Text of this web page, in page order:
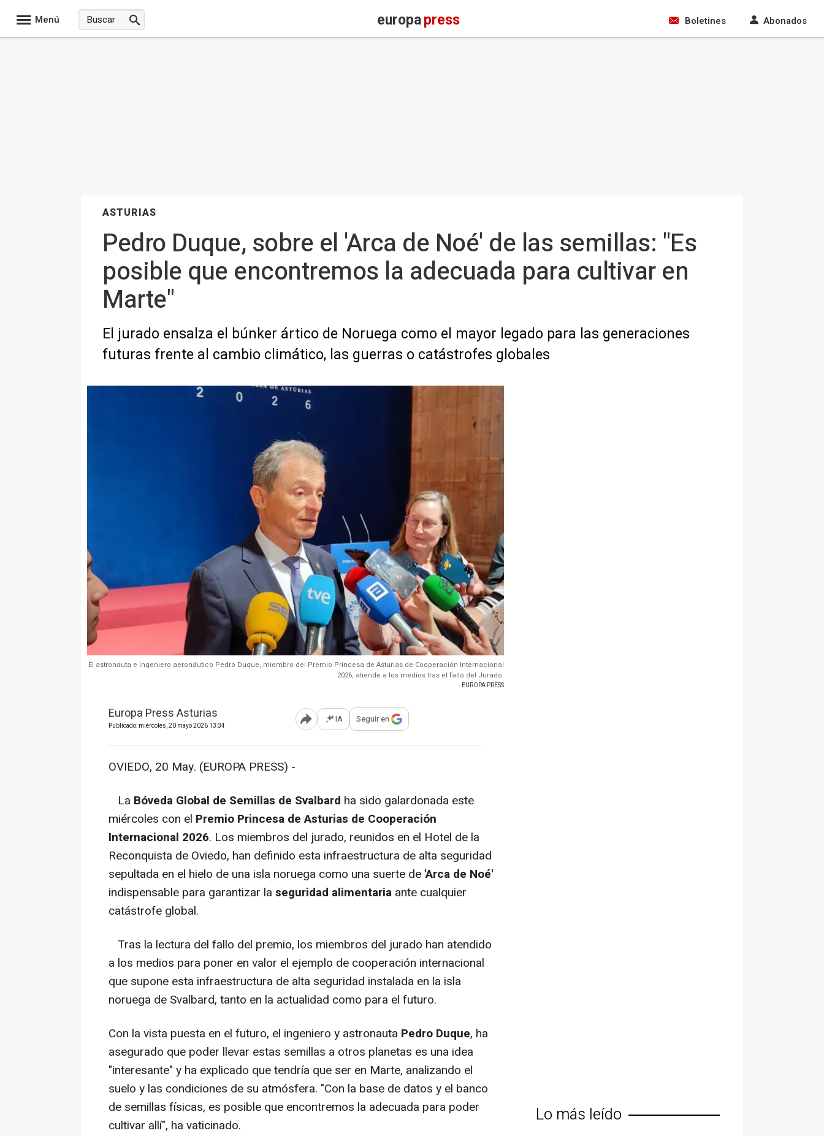
Menú europapress Boletines Abonados
ASTURIAS
Pedro Duque, sobre el 'Arca de Noé' de las semillas: "Es
posible que encontremos la adecuada para cultivar en
Marte"
El jurado ensalza el búnker ártico de Noruega como el mayor legado para las generaciones
futuras frente al cambio climático, las guerras o catástrofes globales
El astronauta e ingeniero aeronáutico Pedro Duque, miembro del Premio Princesa de Asturias de Cooperación Internacional
2026, atiende a los medios tras el fallo del Jurado.
- EUROPA PRESS
Europa Press Asturias
Publicado: miércoles, 20 mayo 2026 13:34 Abrir opciones para compartir
IA Seguir en
OVIEDO, 20 May. (EUROPA PRESS) -
La Bóveda Global de Semillas de Svalbard ha sido galardonada este
miércoles con el Premio Princesa de Asturias de Cooperación
Internacional 2026. Los miembros del jurado, reunidos en el Hotel de la
Reconquista de Oviedo, han definido esta infraestructura de alta seguridad
sepultada en el hielo de una isla noruega como una suerte de 'Arca de Noé'
indispensable para garantizar la seguridad alimentaria ante cualquier
catástrofe global.
Tras la lectura del fallo del premio, los miembros del jurado han atendido
a los medios para poner en valor el ejemplo de cooperación internacional
que supone esta infraestructura de alta seguridad instalada en la isla
noruega de Svalbard, tanto en la actualidad como para el futuro.
Con la vista puesta en el futuro, el ingeniero y astronauta Pedro Duque, ha
asegurado que poder llevar estas semillas a otros planetas es una idea
"interesante" y ha explicado que tendría que ser en Marte, analizando el
suelo y las condiciones de su atmósfera. "Con la base de datos y el banco
de semillas físicas, es posible que encontremos la adecuada para poder
cultivar allí", ha vaticinado.
Lo más leído